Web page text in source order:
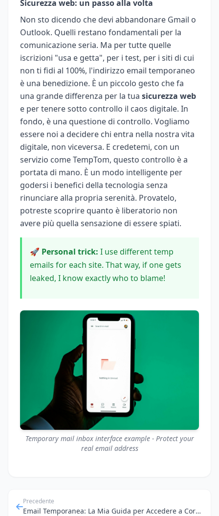
Sicurezza web: un passo alla volta
Non sto dicendo che devi abbandonare Gmail o
Outlook. Quelli restano fondamentali per la
comunicazione seria. Ma per tutte quelle
iscrizioni "usa e getta", per i test, per i siti di cui
non ti fidi al 100%, l'indirizzo email temporaneo
è una benedizione. È un piccolo gesto che fa
una grande differenza per la tua sicurezza web
e per tenere sotto controllo il caos digitale. In
fondo, è una questione di controllo. Vogliamo
essere noi a decidere chi entra nella nostra vita
digitale, non viceversa. E credetemi, con un
servizio come TempTom, questo controllo è a
portata di mano. È un modo intelligente per
godersi i benefici della tecnologia senza
rinunciare alla propria serenità. Provatelo,
potreste scoprire quanto è liberatorio non
avere più quella sensazione di essere spiati.
🚀 Personal trick: I use different temp
emails for each site. That way, if one gets
leaked, I know exactly who to blame!
Temporary mail inbox interface example - Protect your
real email address
Precedente
Email Temporanea: La Mia Guida per Accedere a Corsi e Risorse Online Senza Compromessi